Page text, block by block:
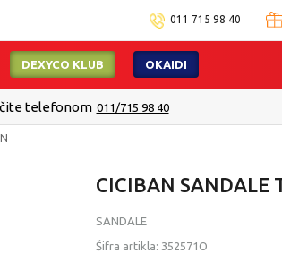
011 715 98 40
DEXYCO KLUB OKAIDI
telefonom 011/715 98 40
CICIBAN SANDALE
SANDALE
Šifra artikla: 352571O